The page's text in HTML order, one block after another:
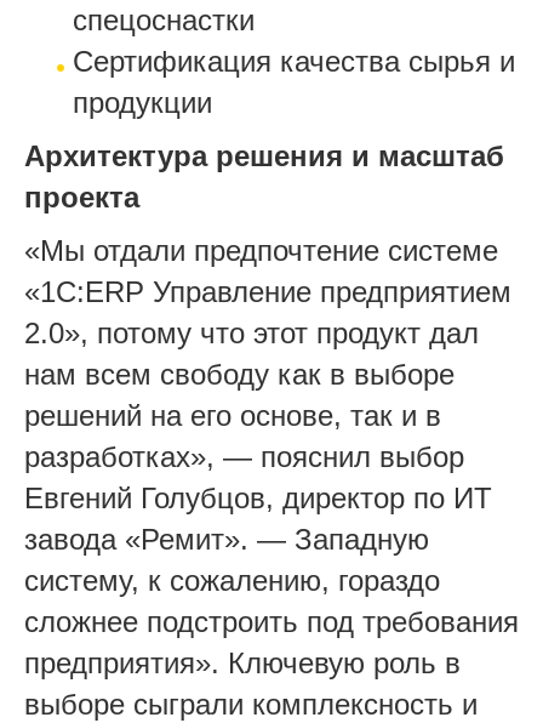
спецоснастки
Сертификация качества сырья и
продукции
Архитектура решения и масштаб
проекта
«Мы отдали предпочтение системе
«1С:ERP Управление предприятием
2.0», потому что этот продукт дал
нам всем свободу как в выборе
решений на его основе, так и в
разработках», — пояснил выбор
Евгений Голубцов, директор по ИТ
завода «Ремит». — Западную
систему, к сожалению, гораздо
сложнее подстроить под требования
предприятия». Ключевую роль в
выборе сыграли комплексность и